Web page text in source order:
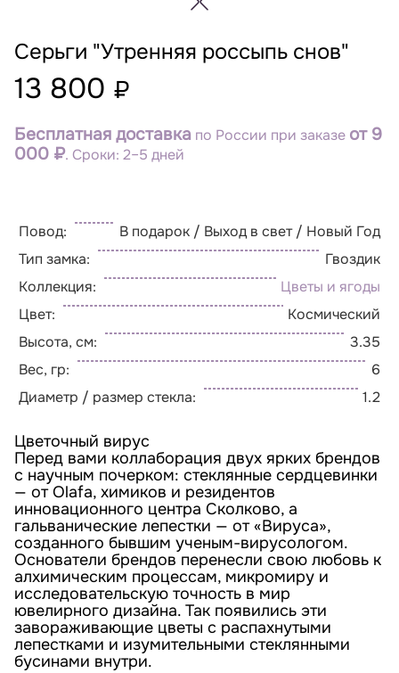
Серьги "Утренняя россыпь снов"
13 800 ₽
Бесплатная доставка по России при заказе от 9
000 ₽. Сроки: 2–5 дней
Повод:
В подарок / Выход в свет / Новый Год
Тип замка:
Гвоздик
Коллекция:
Цветы и ягоды
Цвет:
Космический
Высота, см:
3.35
Вес, гр:
6
Диаметр / размер стекла:
1.2
Цветочный вирус
Перед вами коллаборация двух ярких брендов
с научным почерком: стеклянные сердцевинки
— от Olafa, химиков и резидентов
инновационного центра Сколково, а
гальванические лепестки — от «Вируса»,
созданного бывшим ученым-вирусологом.
Основатели брендов перенесли свою любовь к
алхимическим процессам, микромиру и
исследовательскую точность в мир
ювелирного дизайна. Так появились эти
завораживающие цветы с распахнутыми
лепестками и изумительными стеклянными
бусинами внутри.